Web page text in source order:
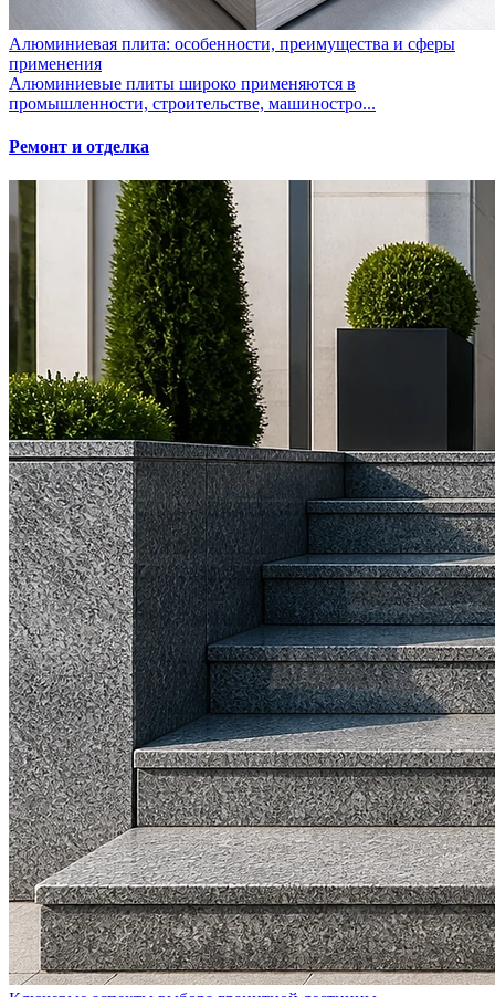
Алюминиевая плита: особенности, преимущества и сферы
применения
Алюминиевые плиты широко применяются в
промышленности, строительстве, машиностро...
Ремонт и отделка